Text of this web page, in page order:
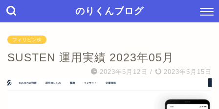
のりくんブログ
フィリピン株
SUSTEN 運用実績 2023年05月
2023年5月12日 / 2023年5月15日